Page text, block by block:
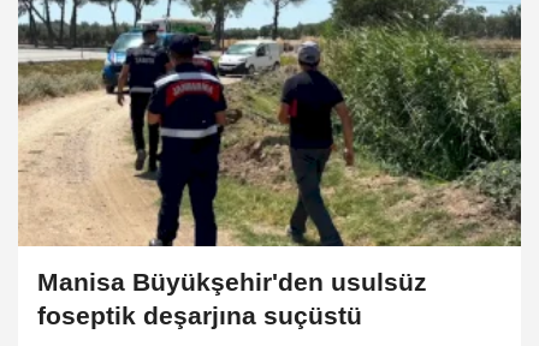
Manisa Büyükşehir'den usulsüz
foseptik deşarjına suçüstü